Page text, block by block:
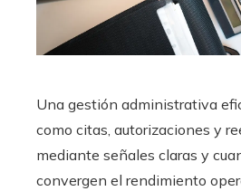
Una gestión administrativa
como citas, autorizaciones y
mediante señales claras y
convergen el rendimiento